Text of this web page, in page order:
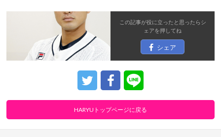
この記事が役に立ったと思ったらシ
ェアを押してね
シェア
HARYUトップページに戻る